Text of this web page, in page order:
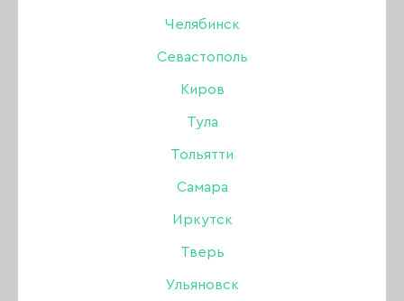
Челябинск
Севастополь
Киров
Тула
Тольятти
Самара
Иркутск
Тверь
Ульяновск
+